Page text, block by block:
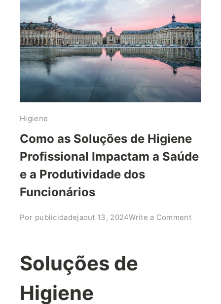
Higiene
Como as Soluções de Higiene
Profissional Impactam a Saúde
e a Produtividade dos
Funcionários
Por publicidadejaout 13, 2024Write a Commenton
Soluções de
Higiene